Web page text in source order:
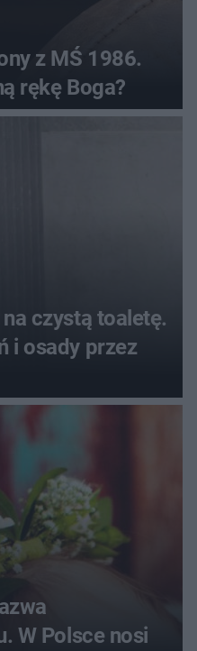
z MŚ 1986.
rękę Boga?
czystą toaletę.
i osady przez
W Polsce nosi